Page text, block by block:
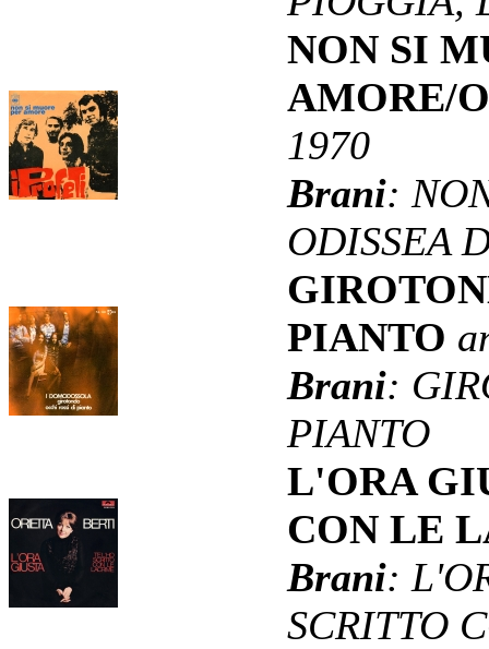
NON SI
AMORE/
1970
Brani:
ODISSEA
PIANTO
Brani:
PIANTO
L'ORA
CON LE
Brani:
SCRITTO